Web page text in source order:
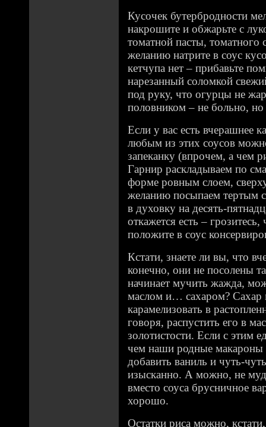
Кусочек бутербродности
накрошите и обжарьте с
томатной пасты, томатного
желанию натрите в соус
кетчупа нет – прибавьте
нарезанный соломкой
под руку, что огурцы не
половником – не больно,
Если у вас есть вчерашнее
любым из этих соусов
запеканку (впрочем, а чем
Гарнир раскладываем по
форме ровным слоем,
желанию посыпаем
в духовку на десять-
откажется есть –
положите в соус
Кстати, знаете ли вы, что
конечно, они не посолены
начинает мучить жажда,
маслом и… сахаром? Сахар
карамелизовать в
говоря, распустить его в
золотистости. Если с этим
чем наши родные макароны
добавить ваниль и чуть-
изысканно. А можно, не
вместо соуса брусничное
хорошо.
Остатки риса можно,